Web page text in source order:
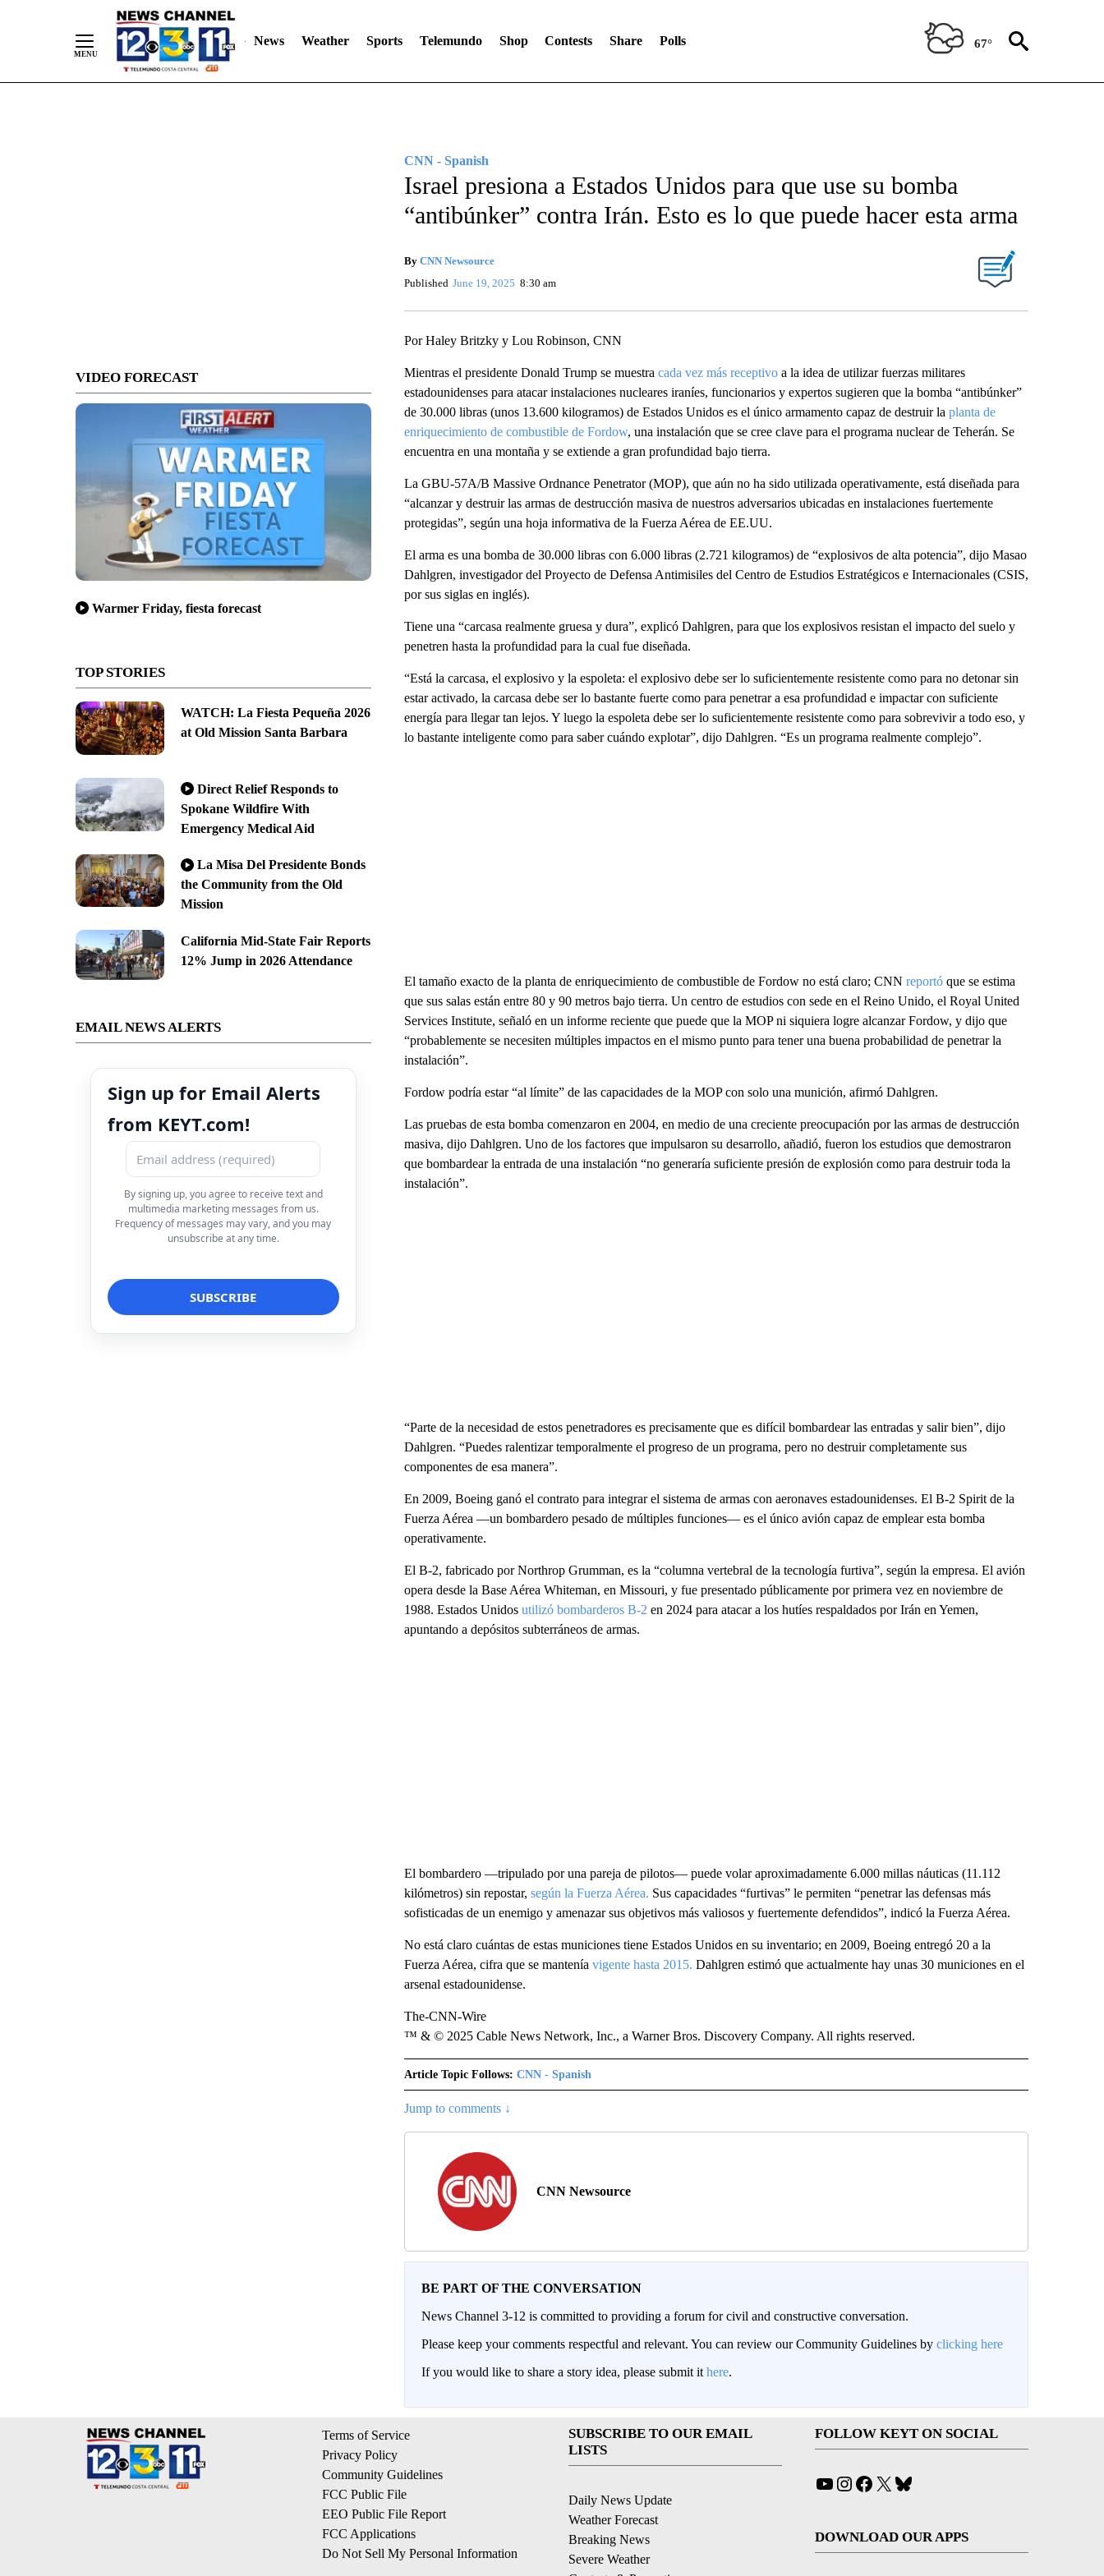
News Weather Sports Telemundo Shop Contests Share Polls 67°
VIDEO FORECAST
Warmer Friday, fiesta forecast
TOP STORIES
WATCH: La Fiesta Pequeña 2026
at Old Mission Santa Barbara
Direct Relief Responds to
Spokane Wildfire With
Emergency Medical Aid
La Misa Del Presidente Bonds
the Community from the Old
Mission
California Mid-State Fair Reports
12% Jump in 2026 Attendance
EMAIL NEWS ALERTS
Sign up for Email Alerts
from KEYT.com!
By signing up, you agree to receive text and
multimedia marketing messages from us.
Frequency of messages may vary, and you may
unsubscribe at any time.
CNN - Spanish
Israel presiona a Estados Unidos para que use su bomba
“antibúnker” contra Irán. Esto es lo que puede hacer esta arma
By CNN Newsource
Published June 19, 2025 8:30 am
Por Haley Britzky y Lou Robinson, CNN
Mientras el presidente Donald Trump se muestra cada vez más receptivo a la idea de utilizar fuerzas militares
estadounidenses para atacar instalaciones nucleares iraníes, funcionarios y expertos sugieren que la bomba “antibúnker”
de 30.000 libras (unos 13.600 kilogramos) de Estados Unidos es el único armamento capaz de destruir la planta de
enriquecimiento de combustible de Fordow, una instalación que se cree clave para el programa nuclear de Teherán. Se
encuentra en una montaña y se extiende a gran profundidad bajo tierra.
La GBU-57A/B Massive Ordnance Penetrator (MOP), que aún no ha sido utilizada operativamente, está diseñada para
“alcanzar y destruir las armas de destrucción masiva de nuestros adversarios ubicadas en instalaciones fuertemente
protegidas”, según una hoja informativa de la Fuerza Aérea de EE.UU.
El arma es una bomba de 30.000 libras con 6.000 libras (2.721 kilogramos) de “explosivos de alta potencia”, dijo Masao
Dahlgren, investigador del Proyecto de Defensa Antimisiles del Centro de Estudios Estratégicos e Internacionales (CSIS,
por sus siglas en inglés).
Tiene una “carcasa realmente gruesa y dura”, explicó Dahlgren, para que los explosivos resistan el impacto del suelo y
penetren hasta la profundidad para la cual fue diseñada.
“Está la carcasa, el explosivo y la espoleta: el explosivo debe ser lo suficientemente resistente como para no detonar sin
estar activado, la carcasa debe ser lo bastante fuerte como para penetrar a esa profundidad e impactar con suficiente
energía para llegar tan lejos. Y luego la espoleta debe ser lo suficientemente resistente como para sobrevivir a todo eso, y
lo bastante inteligente como para saber cuándo explotar”, dijo Dahlgren. “Es un programa realmente complejo”.
El tamaño exacto de la planta de enriquecimiento de combustible de Fordow no está claro; CNN reportóque se estima
que sus salas están entre 80 y 90 metros bajo tierra. Un centro de estudios con sede en el Reino Unido, el Royal United
Services Institute, señaló en un informe reciente que puede que la MOP ni siquiera logre alcanzar Fordow, y dijo que
“probablemente se necesiten múltiples impactos en el mismo punto para tener una buena probabilidad de penetrar la
instalación”.
Fordow podría estar “al límite” de las capacidades de la MOP con solo una munición, afirmó Dahlgren.
Las pruebas de esta bomba comenzaron en 2004, en medio de una creciente preocupación por las armas de destrucción
masiva, dijo Dahlgren. Uno de los factores que impulsaron su desarrollo, añadió, fueron los estudios que demostraron
que bombardear la entrada de una instalación “no generaría suficiente presión de explosión como para destruir toda la
instalación”.
“Parte de la necesidad de estos penetradores es precisamente que es difícil bombardear las entradas y salir bien”, dijo
Dahlgren. “Puedes ralentizar temporalmente el progreso de un programa, pero no destruir completamente sus
componentes de esa manera”.
En 2009, Boeing ganó el contrato para integrar el sistema de armas con aeronaves estadounidenses. El B-2 Spirit de la
Fuerza Aérea —un bombardero pesado de múltiples funciones— es el único avión capaz de emplear esta bomba
operativamente.
El B-2, fabricado por Northrop Grumman, es la “columna vertebral de la tecnología furtiva”, según la empresa. El avión
opera desde la Base Aérea Whiteman, en Missouri, y fue presentado públicamente por primera vez en noviembre de
1988. Estados Unidos utilizó bombarderos B-2 en 2024 para atacar a los hutíes respaldados por Irán en Yemen,
apuntando a depósitos subterráneos de armas.
El bombardero —tripulado por una pareja de pilotos— puede volar aproximadamente 6.000 millas náuticas (11.112
kilómetros) sin repostar, según la Fuerza Aérea. Sus capacidades “furtivas” le permiten “penetrar las defensas más
sofisticadas de un enemigo y amenazar sus objetivos más valiosos y fuertemente defendidos”, indicó la Fuerza Aérea.
No está claro cuántas de estas municiones tiene Estados Unidos en su inventario; en 2009, Boeing entregó 20 a la
Fuerza Aérea, cifra que se mantenía vigente hasta 2015. Dahlgren estimó que actualmente hay unas 30 municiones en el
arsenal estadounidense.
The-CNN-Wire
™ & © 2025 Cable News Network, Inc., a Warner Bros. Discovery Company. All rights reserved.
Article Topic Follows: CNN - Spanish
Jump to comments ↓
CNN Newsource
BE PART OF THE CONVERSATION
News Channel 3-12 is committed to providing a forum for civil and constructive conversation.
Please keep your comments respectful and relevant. You can review our Community Guidelines by clicking here
If you would like to share a story idea, please submit it here.
Terms of Service
Privacy Policy
Community Guidelines
FCC Public File
EEO Public File Report
FCC Applications
Do Not Sell My Personal Information
SUBSCRIBE TO OUR EMAIL
LISTS
Daily News Update
Weather Forecast
Breaking News
Severe Weather
FOLLOW KEYT ON SOCIAL
YouTube
Instagram
Facebook
X
DOWNLOAD OUR APPS